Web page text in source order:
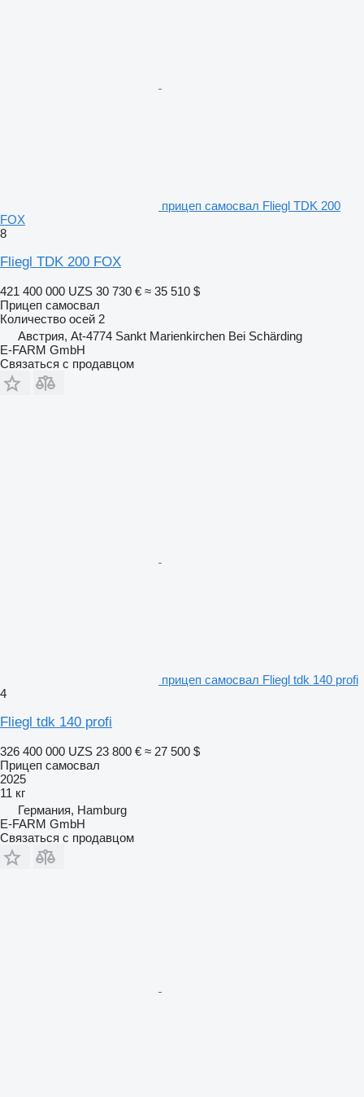
прицеп самосвал Fliegl TDK 200
FOX
8
Fliegl TDK 200 FOX
421 400 000 UZS 30 730 € ≈ 35 510 $
Прицеп самосвал
Количество осей 2
Австрия, At-4774 Sankt Marienkirchen Bei Schärding
E-FARM GmbH
Связаться с продавцом
прицеп самосвал Fliegl tdk 140 profi
4
Fliegl tdk 140 profi
326 400 000 UZS 23 800 € ≈ 27 500 $
Прицеп самосвал
2025
11 кг
Германия, Hamburg
E-FARM GmbH
Связаться с продавцом